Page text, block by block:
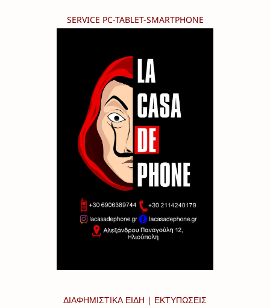
SERVICE PC-TABLET-SMARTPHONE
ΔΙΑΦΗΜΙΣΤΙΚΑ ΕΙΔΗ | ΕΚΤΥΠΩΣΕΙΣ